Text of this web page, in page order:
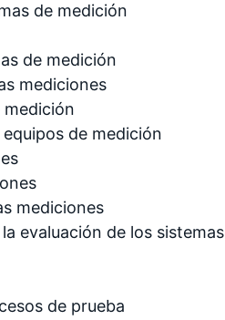
de medición
de medición
mediciones
medición
de medición
mediciones
evaluación de los sistemas
de prueba